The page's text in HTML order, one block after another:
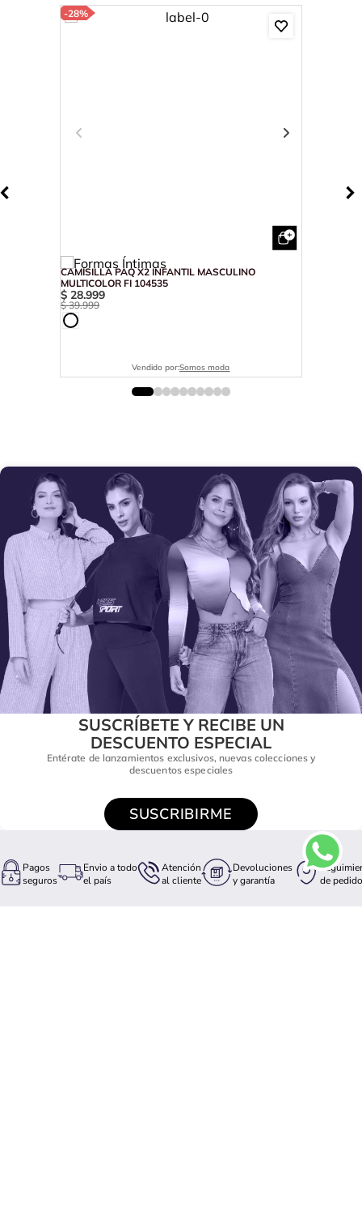
-28%
CAMISILLA PAQ X2 INFANTIL MASCULINO
MULTICOLOR FI 104535
$ 28.999
$ 39.999
Vendido por:Somos moda
SUSCRÍBETE Y RECIBE UN
DESCUENTO ESPECIAL
Entérate de lanzamientos exclusivos, nuevas colecciones y
descuentos especiales
SUSCRIBIRME
Pagos
seguros
Envio a todo
el país
Atención
al cliente
Devoluciones
y garantía
de pedido